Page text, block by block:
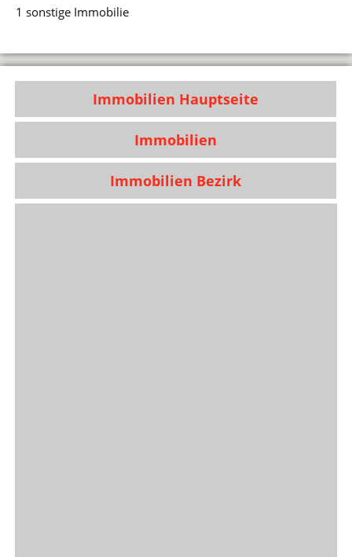
1 sonstige Immobilie
Immobilien Hauptseite
Immobilien
Immobilien Bezirk